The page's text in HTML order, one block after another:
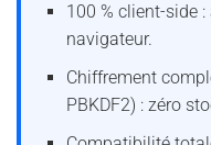
100 % client-side
navigateur.
Chiffrement
PBKDF2) : zéro